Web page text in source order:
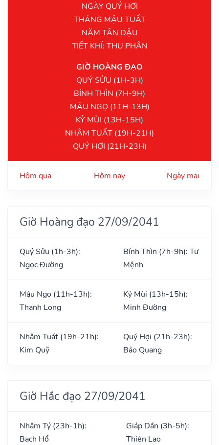
NGÀY QUÝ HỢI
THÁNG MẬU TUẤT
NĂM TÂN DẬU
TIẾT KHÍ: THU PHÂN
GIỜ HOÀNG ĐẠO
QUÝ SỬU (1H-3H)
BÍNH THÌN (7H-9H)
MẬU NGỌ (11H-13H)
KỶ MÙI (13H-15H)
NHÂM TUẤT (19H-21H)
QUÝ HỢI (21H-23H)
Hôm qua Hôm nay Ngày mai
Giờ Hoàng đạo 27/09/2041
Quý Sửu (1h-3h):
Ngọc Đường
Bính Thìn (7h-9h): Tư
Mệnh
Mậu Ngọ (11h-13h):
Thanh Long
Kỷ Mùi (13h-15h):
Minh Đường
Nhâm Tuất (19h-21h):
Kim Quỹ
Quý Hợi (21h-23h):
Bảo Quang
Giờ Hắc đạo 27/09/2041
Nhâm Tý (23h-1h):
Bạch Hổ
Giáp Dần (3h-5h):
Thiên Lao